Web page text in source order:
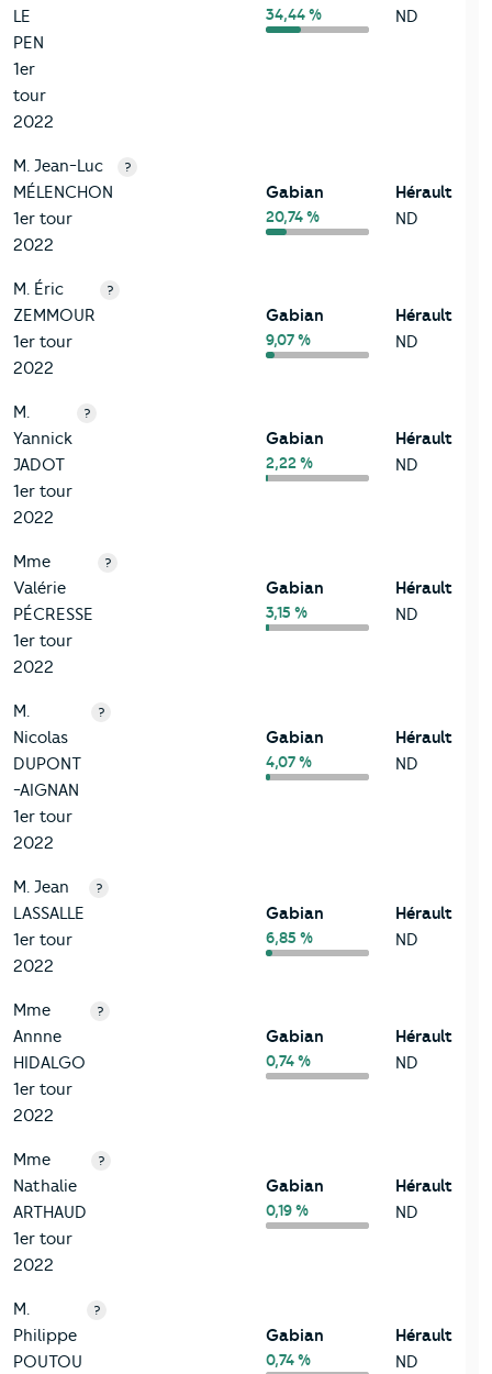
LE
PEN
1er
tour
2022
34,44 %
ND
M. Jean-Luc
MÉLENCHON
1er tour
2022
?
Gabian
20,74 %
Hérault
ND
M. Éric
ZEMMOUR
1er tour
2022
?
Gabian
9,07 %
Hérault
ND
M.
Yannick
JADOT
1er tour
2022
?
Gabian
2,22 %
Hérault
ND
Mme
Valérie
PÉCRESSE
1er tour
2022
?
Gabian
3,15 %
Hérault
ND
M.
Nicolas
DUPONT
-AIGNAN
1er tour
2022
?
Gabian
4,07 %
Hérault
ND
M. Jean
LASSALLE
1er tour
2022
?
Gabian
6,85 %
Hérault
ND
Mme
Annne
HIDALGO
1er tour
2022
?
Gabian
0,74 %
Hérault
ND
Mme
Nathalie
ARTHAUD
1er tour
2022
?
Gabian
0,19 %
Hérault
ND
M.
Philippe
POUTOU
?
Gabian
0,74 %
Hérault
ND